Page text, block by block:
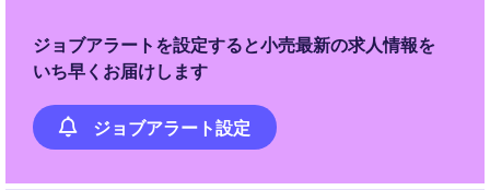
ジョブアラートを設定すると小売最新の求人情報を
いち早くお届けします
ジョブアラート設定